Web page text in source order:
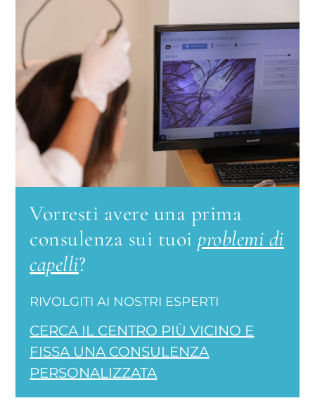
Vorresti avere una prima
consulenza sui tuoi problemi di
capelli?
RIVOLGITI AI NOSTRI ESPERTI
CERCA IL CENTRO PIÙ VICINO E
FISSA UNA CONSULENZA
PERSONALIZZATA